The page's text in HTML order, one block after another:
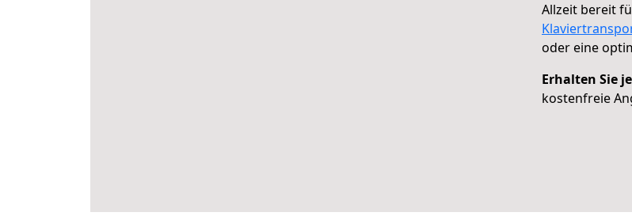
Allzeit bereit
oder eine
Erhalten Sie
kostenfreie